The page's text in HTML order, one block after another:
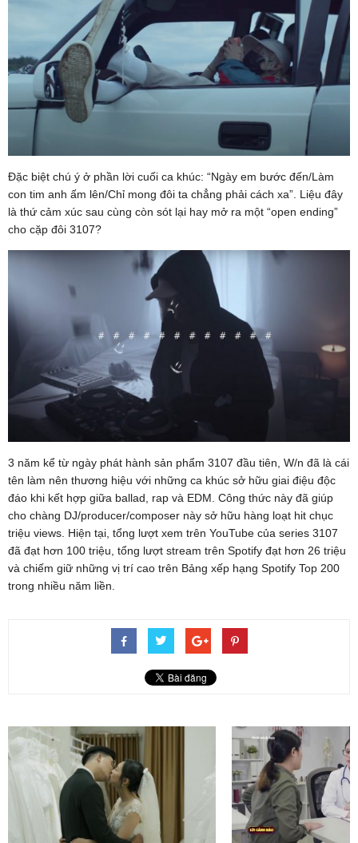
Đặc biệt chú ý ở phần lời cuối ca khúc: “Ngày em bước đến/Làm
con tim anh ấm lên/Chỉ mong đôi ta chẳng phải cách xa”. Liệu đây
là thứ cảm xúc sau cùng còn sót lại hay mở ra một “open ending”
cho cặp đôi 3107?
3 năm kể từ ngày phát hành sản phẩm 3107 đầu tiên, W/n đã là cái
tên làm nên thương hiệu với những ca khúc sở hữu giai điệu độc
đáo khi kết hợp giữa ballad, rap và EDM. Công thức này đã giúp
cho chàng DJ/producer/composer này sở hữu hàng loạt hit chục
triệu views. Hiện tại, tổng lượt xem trên YouTube của series 3107
đã đạt hơn 100 triệu, tổng lượt stream trên Spotify đạt hơn 26 triệu
và chiếm giữ những vị trí cao trên Bảng xếp hạng Spotify Top 200
trong nhiều năm liền.